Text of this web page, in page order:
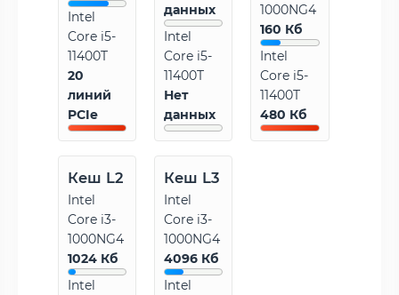
Intel
Core i5-
11400T
20
линий
PCIe
данных
Intel
Core i5-
11400T
Нет
данных
1000NG4
160 Кб
Intel
Core i5-
11400T
480 Кб
Кеш L2
Intel
Core i3-
1000NG4
1024 Кб
Intel
Кеш L3
Intel
Core i3-
1000NG4
4096 Кб
Intel